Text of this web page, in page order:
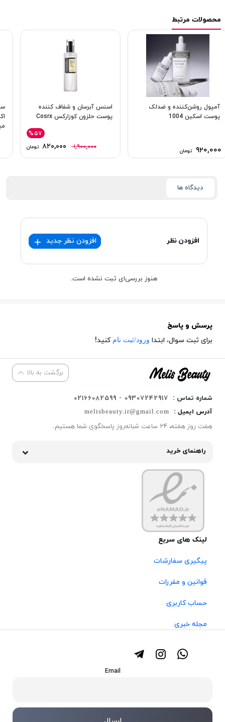
محصولات مرتبط
آمپول روشن‌کننده و ضدلک
پوست اسکین 1004
۹۲۰,۰۰۰ تومان
اسنس آبرسان و شفاف کننده
پوست حلزون کوزارکس Cosrx
۱,۹۰۰,۰۰۰ ۸۲۰,۰۰۰ تومان
%۵۷
دیدگاه ها
افزودن نظر افزودن نظر جدید
هنوز بررسی‌ای ثبت نشده است.
پرسش و پاسخ
برای ثبت سوال، ابتدا ورود/ثبت نام کنید!
برگشت به بالا
شماره تماس :
09307242917 - 02166082599
آدرس ایمیل :
melisbeauty.ir@gmail.com
هفت روز هفته، ۲۴ ساعت شبانه‌روز پاسخگوی شما هستیم.
راهنمای خرید
لینک های سریع
پیگیری سفارشات
قوانین و مقررات
حساب کاربری
مجله خبری
Email